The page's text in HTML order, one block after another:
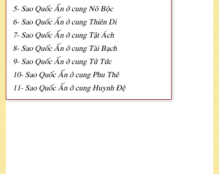
5- Sao Quốc Ấn ở cung Nô Bộc
6- Sao Quốc Ấn ở cung Thiên Di
7- Sao Quốc Ấn ở cung Tật Ách
8- Sao Quốc Ấn ở cung Tài Bạch
9- Sao Quốc Ấn ở cung Tử Tức
10- Sao Quốc Ấn ở cung Phu Thê
11- Sao Quốc Ấn ở cung Huynh Đệ